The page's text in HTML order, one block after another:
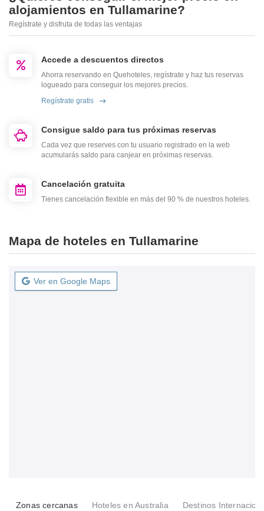
alojamientos en Tullamarine?
Regístrate y disfruta de todas las ventajas
Accede a descuentos directos
Ahorra reservando en Quehoteles, regístrate y haz tus reservas
logueado para conseguir los mejores precios.
Regístrate gratis
Consigue saldo para tus próximas reservas
Cada vez que reserves con tu usuario registrado en la web
acumularás saldo para canjear en próximas reservas.
Cancelación gratuita
Tienes cancelación flexible en más del 90 % de nuestros hoteles.
Mapa de hoteles en Tullamarine
Ver en Google Maps
Zonas cercanas Hoteles en Australia Destinos